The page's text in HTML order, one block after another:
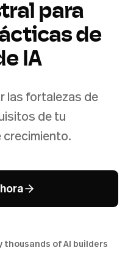
para
de
IA
las fortalezas de
de tu
thousands of AI builders